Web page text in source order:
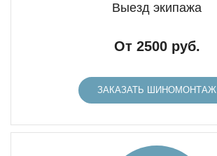
Выезд экипажа
От 2500 руб.
ЗАКАЗАТЬ ШИНОМОНТАЖ